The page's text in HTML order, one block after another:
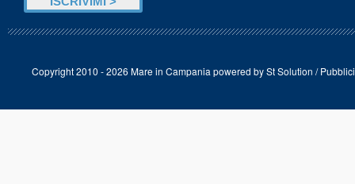
Copyright 2010 - 2026 Mare in Campania powered bySt Solution /